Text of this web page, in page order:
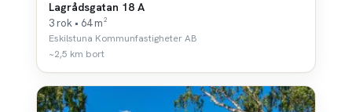
Lagrådsgatan 18 A
3 rok • 64 m²
Eskilstuna Kommunfastigheter AB
~2,5 km bort